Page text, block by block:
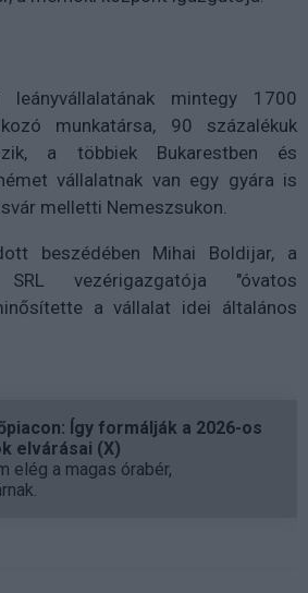
mintegy 1700
munkatársa, 90 százalékuk
a többiek Bukarestben és
vállalatnak van egy gyára is
melletti Nemeszsukon.
beszédében Mihai Boldijar, a
vezérigazgatója "óvatos
a vállalat idei általános
Így formálják a 2026-os
elvárásai (X)
elég a magas órabér,